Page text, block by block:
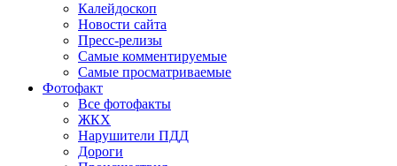
Калейдоскоп
Новости сайта
Пресс-релизы
Самые комментируемые
Самые просматриваемые
Фотофакт
Все фотофакты
ЖКХ
Нарушители ПДД
Дороги